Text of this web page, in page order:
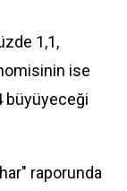
1,1,
ise
büyüyeceği
raporunda